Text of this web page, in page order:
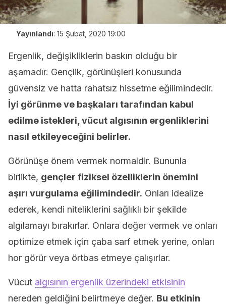
Yayınlandı: 15 Şubat, 2020 19:00
Ergenlik, değişikliklerin baskın olduğu bir
aşamadır. Gençlik, görünüşleri konusunda
güvensiz ve hatta rahatsız hissetme eğilimindedir.
İyi görünme ve başkaları tarafından kabul
edilme istekleri, vücut algısının ergenliklerini
nasıl etkileyeceğini belirler.
Görünüşe önem vermek normaldir. Bununla
birlikte, gençler fiziksel özelliklerin önemini
aşırı vurgulama eğilimindedir. Onları idealize
ederek, kendi niteliklerini sağlıklı bir şekilde
algılamayı bırakırlar. Onlara değer vermek ve onları
optimize etmek için çaba sarf etmek yerine, onları
hor görür veya örtbas etmeye çalışırlar.
Vücut algısının ergenlik üzerindeki etkisinin
nereden geldiğini belirtmeye değer. Bu etkinin